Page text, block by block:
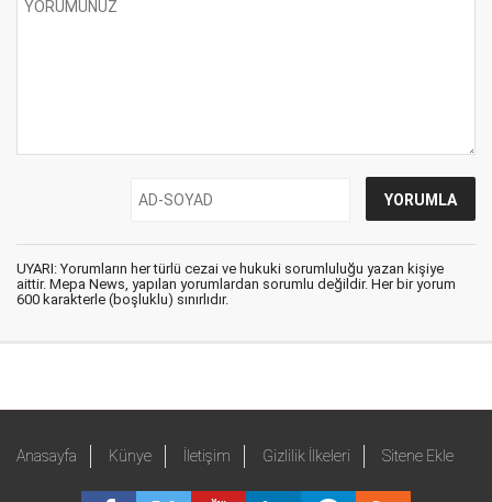
UYARI: Yorumların her türlü cezai ve hukuki sorumluluğu yazan kişiye
aittir. Mepa News, yapılan yorumlardan sorumlu değildir. Her bir yorum
600 karakterle (boşluklu) sınırlıdır.
Anasayfa Künye İletişim Gizlilik İlkeleri Sitene Ekle